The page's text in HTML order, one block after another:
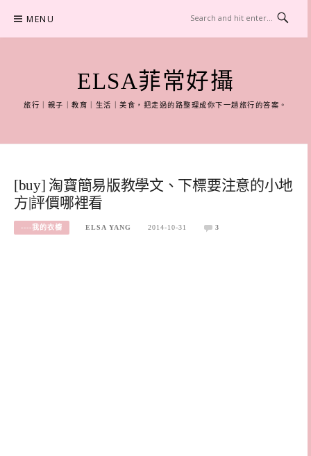
content
MENU
ELSA菲常好攝
旅行｜親子｜教育｜生活｜美食，把走過的路整理成你下一趟旅行的答案。
[buy] 淘寶簡易版教學文、下標要注意的小地
方|評價哪裡看
----我的衣櫥 ELSA YANG 2014-10-31 3